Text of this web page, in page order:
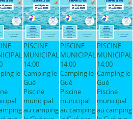
le
PISCINE
MUNICIPAL
14:00
Camping le
Gué
Piscine
municipal
au camping
PISCINE
MUNICIPAL
14:00
Camping le
Gué
Piscine
municipal
au camping
PISCINE
MUNICIPAL
14:00
Camping le
Gué
Piscine
municipal
au camping